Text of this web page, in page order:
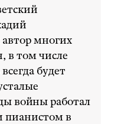
многих
в том числе
будет
войны работал
пианистом в